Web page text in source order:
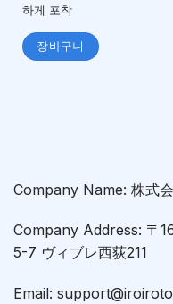
하게 포착
장바구니
Company Name: 株式
Company Address: 〒
5-7 ヴィブレ西荻211
Email: